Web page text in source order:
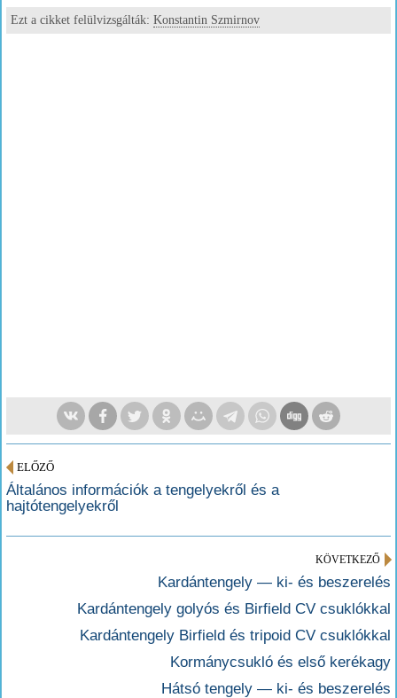
Ezt a cikket felülvizsgálták: Konstantin Szmirnov
ELŐZŐ
Általános információk a tengelyekről és a
hajtótengelyekről
KÖVETKEZŐ
Kardántengely — ki- és beszerelés
Kardántengely golyós és Birfield CV csuklókkal
Kardántengely Birfield és tripoid CV csuklókkal
Kormánycsukló és első kerékagy
Hátsó tengely — ki- és beszerelés